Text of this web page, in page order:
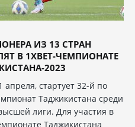
ИЗ 13 СТРАН
В 1XBET-ЧЕМПИОНАТЕ
2023
апреля, стартует 32-й по
Таджикистана среди
лиги. Для участия в
Таджикистана